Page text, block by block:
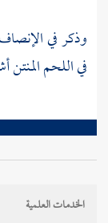
وذكر في
في اللحم المنتن
الخدمات العلمية